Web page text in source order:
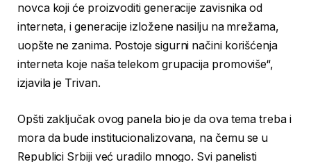
novca koji će proizvoditi generacije zavisnika od
interneta, i generacije izložene nasilju na mrežama,
uopšte ne zanima. Postoje sigurni načini korišćenja
interneta koje naša telekom grupacija promoviše“,
izjavila je Trivan.
Opšti zaključak ovog panela bio je da ova tema treba i
mora da bude institucionalizovana, na čemu se u
Republici Srbiji već uradilo mnogo. Svi panelisti